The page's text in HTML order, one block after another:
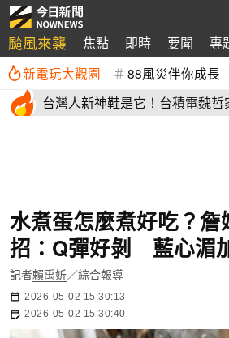
颱風來襲 焦點 即時 要聞 專
新電玩大觀園 88風災伴你成長
台灣人新神鞋是它！台積電魏
水煮蛋怎麼煮好吃？詹
招：Q彈好剝 藍心湄
記者賴禹妡／綜合報導
2026-05-02 15:30:13
2026-05-02 15:30:40